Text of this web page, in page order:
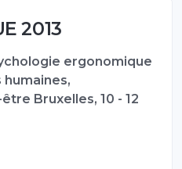
2013
ergonomique
humaines,
Bruxelles, 10 - 12